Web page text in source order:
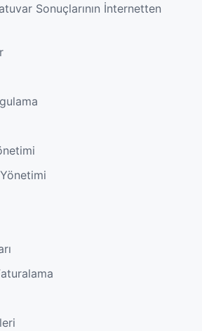
Sonuçlarının İnternetten